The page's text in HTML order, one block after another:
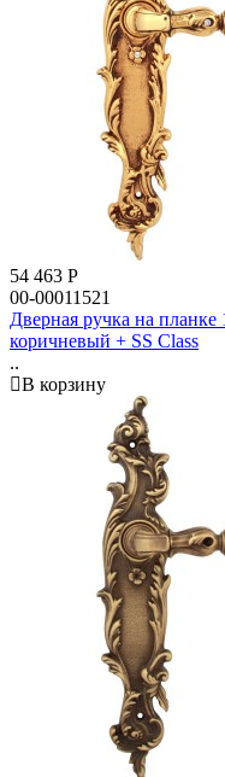
54 463 Р
00-00011521
Дверная ручка на планке
коричневый + SS Class
..
В корзину